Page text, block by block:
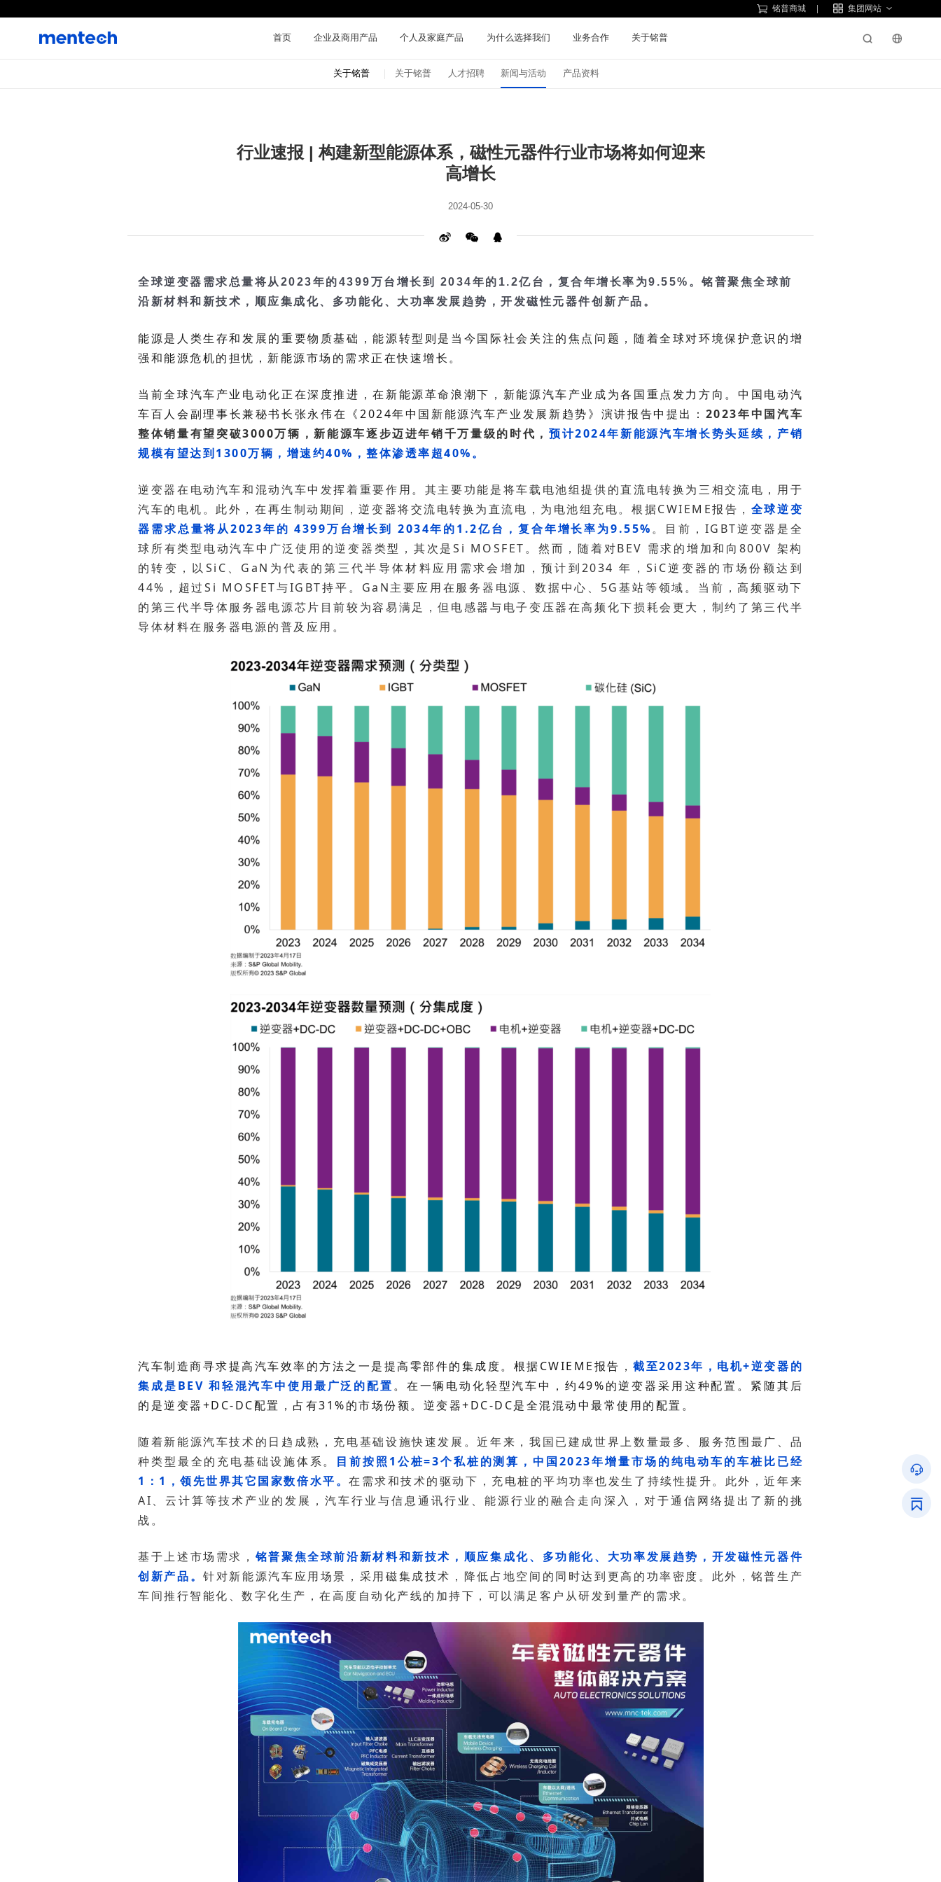
铭普商城 集团网站
首页 企业及商用产品 个人及家庭产品 为什么选择我们 业务合作 关于铭普
关于铭普 关于铭普 人才招聘 新闻与活动 产品资料
高增长
2024-05-30
沿新材料和新技术，顺应集成化、多功能化、大功率发展趋势，开发磁性元器件创新产品。
强和能源危机的担忧，新能源市场的需求正在快速增长。
车百人会副理事长兼秘书长张永伟在《2024年中国新能源汽车产业发展新趋势》演讲报告中提出：
整体销量有望突破3000万辆，新能源车逐步迈进年销千万量级的时代，
规模有望达到1300万辆，增速约40%，整体渗透率超40%。
汽车的电机。此外，在再生制动期间，逆变器将交流电转换为直流电，为电池组充电。根据CWIEME报告，
器需求总量将从2023年的 4399万台增长到 2034年的1.2亿台，复合年增长率为9.55%
导体材料在服务器电源的普及应用。
汽车制造商寻求提高汽车效率的方法之一是提高零部件的集成度。根据CWIEME报告，
集成是BEV 和轻混汽车中使用最广泛的配置
的是逆变器+DC-DC配置，占有31%的市场份额。逆变器+DC-DC是全混混动中最常使用的配置。
种类型最全的充电基础设施体系。
1：1，领先世界其它国家数倍水平。
战。
基于上述市场需求，
创新产品。
车间推行智能化、数字化生产，在高度自动化产线的加持下，可以满足客户从研发到量产的需求。